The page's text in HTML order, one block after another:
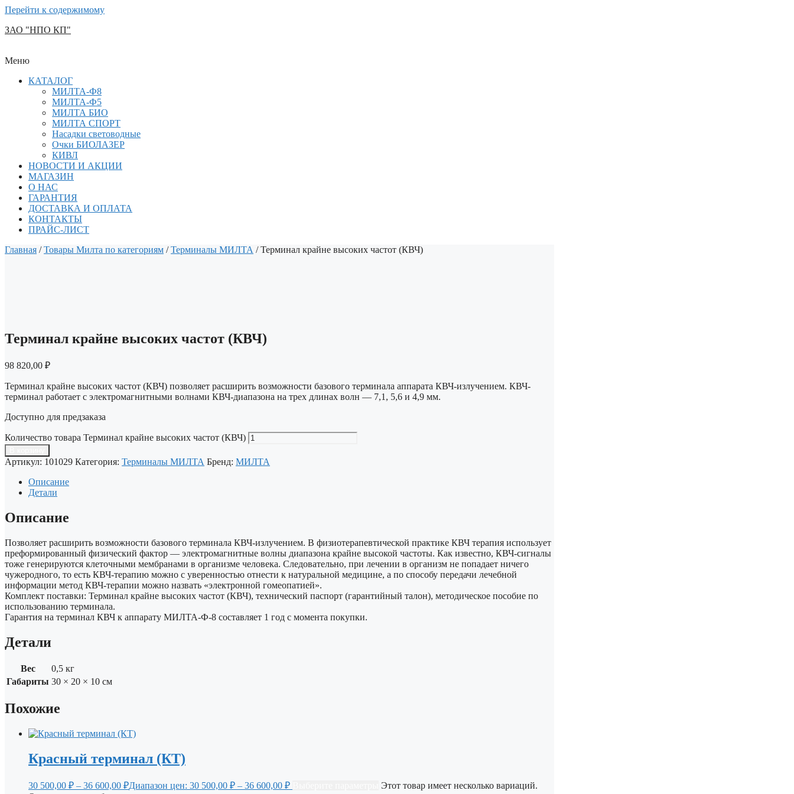
Перейти к содержимому
ЗАО "НПО КП"
Меню
КАТАЛОГ
МИЛТА-Ф8
МИЛТА-Ф5
МИЛТА БИО
МИЛТА СПОРТ
Насадки световодные
Очки БИОЛАЗЕР
КИВЛ
НОВОСТИ И АКЦИИ
МАГАЗИН
О НАС
ГАРАНТИЯ
ДОСТАВКА И ОПЛАТА
КОНТАКТЫ
ПРАЙС-ЛИСТ
Главная /Товары Милта по категориям /Терминалы МИЛТА / Терминал крайне высоких частот (КВЧ)
Терминал крайне высоких частот (КВЧ)
98 820,00 ₽
Терминал крайне высоких частот (КВЧ) позволяет расширить возможности базового терминала аппарата КВЧ-излучением. КВЧ-
терминал работает с электромагнитными волнами КВЧ-диапазона на трех длинах волн — 7,1, 5,6 и 4,9 мм.
Доступно для предзаказа
Количество товара Терминал крайне высоких частот (КВЧ)
Артикул: 101029 Категория: Терминалы МИЛТА Бренд: МИЛТА
Описание
Детали
Описание
Позволяет расширить возможности базового терминала КВЧ-излучением. В физиотерапевтической практике КВЧ терапия использует
преформированный физический фактор — электромагнитные волны диапазона крайне высокой частоты. Как известно, КВЧ-сигналы
тоже генерируются клеточными мембранами в организме человека. Следовательно, при лечении в организм не попадает ничего
чужеродного, то есть КВЧ-терапию можно с уверенностью отнести к натуральной медицине, а по способу передачи лечебной
информации метод КВЧ-терапии можно назвать «электронной гомеопатией».
Комплект поставки: Терминал крайне высоких частот (КВЧ), технический паспорт (гарантийный талон), методическое пособие по
использованию терминала.
Гарантия на терминал КВЧ к аппарату МИЛТА-Ф-8 составляет 1 год с момента покупки.
Детали
Вес
0,5 кг
Габариты 30 × 20 × 10 см
Похожие
Красный терминал (КТ)
30 500,00 ₽ – 36 600,00 ₽Диапазон цен: 30 500,00 ₽ – 36 600,00 ₽
Этот товар имеет несколько вариаций.